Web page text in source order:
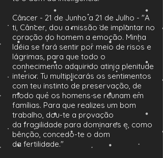
Câncer - 21 de Junho a 21 de Julho - "A
ti, Câncer, dou a missão de implantar no
coração do homem a emoção. Minha
Idéia se fará sentir por meio de risos e
lágrimas, para que todo o
conhecimento adquirido atinja plenitude
interior. Tu multiplicarás os sentimentos
com teu instinto de preservação, de
modo que os homens se reunam em
famílias. Para que realizes um bom
trabalho, dou-te a provação
da fragilidade para dominares e, como
bênção, concedo-te o dom
da fertilidade."